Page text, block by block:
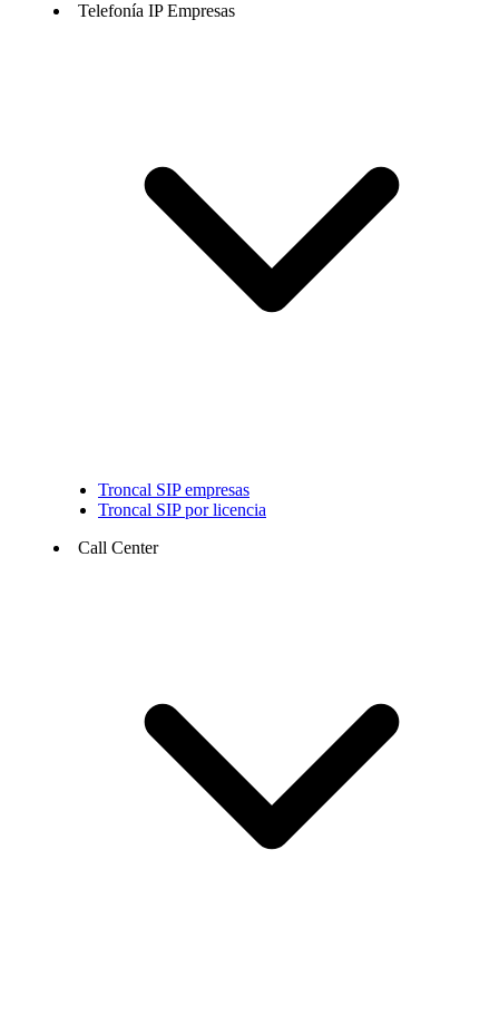
Telefonía IP Empresas
Troncal SIP empresas
Troncal SIP por licencia
Call Center